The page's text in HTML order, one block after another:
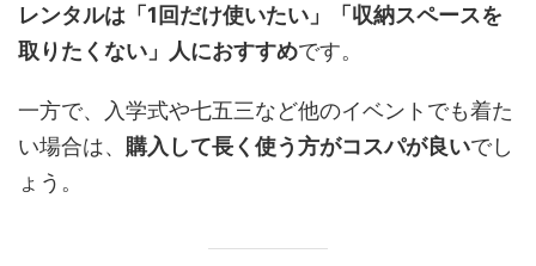
レンタルは「1回だけ使いたい」「収納スペースを
取りたくない」人におすすめです。
一方で、入学式や七五三など他のイベントでも着た
い場合は、 購入して長く使う方がコスパが良いでし
ょう。